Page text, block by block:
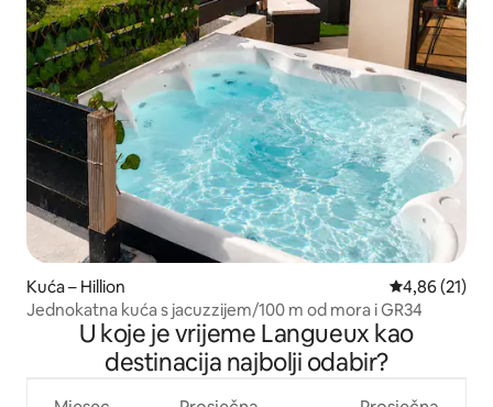
Kuća – Hillion Prosječna
4,86 (21)
Jednokatna kuća s jacuzzijem/100 m od mora i GR34
U koje je vrijeme Langueux kao
destinacija najbolji odabir?